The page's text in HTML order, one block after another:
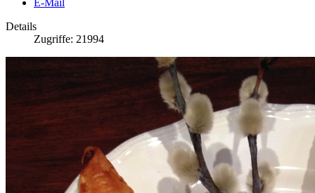
E-Mail
Details
Zugriffe: 21994